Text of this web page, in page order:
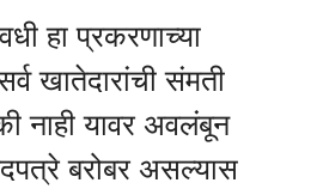
हा प्रकरणाच्या
खातेदारांची संमती
नाही यावर अवलंबून
बरोबर असल्यास